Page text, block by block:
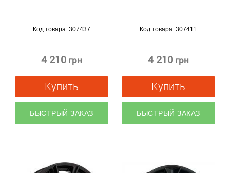
Код товара:307437
4 210 грн
Купить
БЫСТРЫЙ ЗАКАЗ
Код товара:307411
4 210 грн
Купить
БЫСТРЫЙ ЗАКАЗ